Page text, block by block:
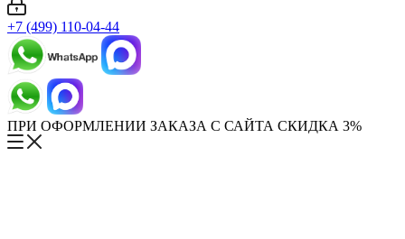
+7 (499) 110-04-44
ПРИ ОФОРМЛЕНИИ ЗАКАЗА С САЙТА СКИДКА 3%